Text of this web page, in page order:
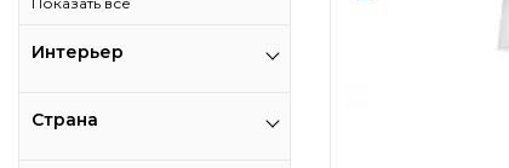
Интерьер
Страна